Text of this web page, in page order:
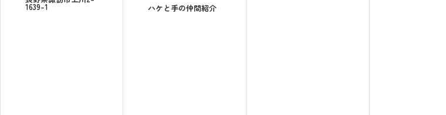
1639-1
ハケと手の仲間紹介